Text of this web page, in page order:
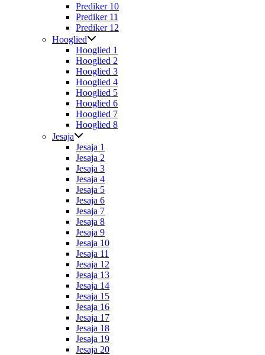
Prediker 10
Prediker 11
Prediker 12
Hooglied
Hooglied 1
Hooglied 2
Hooglied 3
Hooglied 4
Hooglied 5
Hooglied 6
Hooglied 7
Hooglied 8
Jesaja
Jesaja 1
Jesaja 2
Jesaja 3
Jesaja 4
Jesaja 5
Jesaja 6
Jesaja 7
Jesaja 8
Jesaja 9
Jesaja 10
Jesaja 11
Jesaja 12
Jesaja 13
Jesaja 14
Jesaja 15
Jesaja 16
Jesaja 17
Jesaja 18
Jesaja 19
Jesaja 20